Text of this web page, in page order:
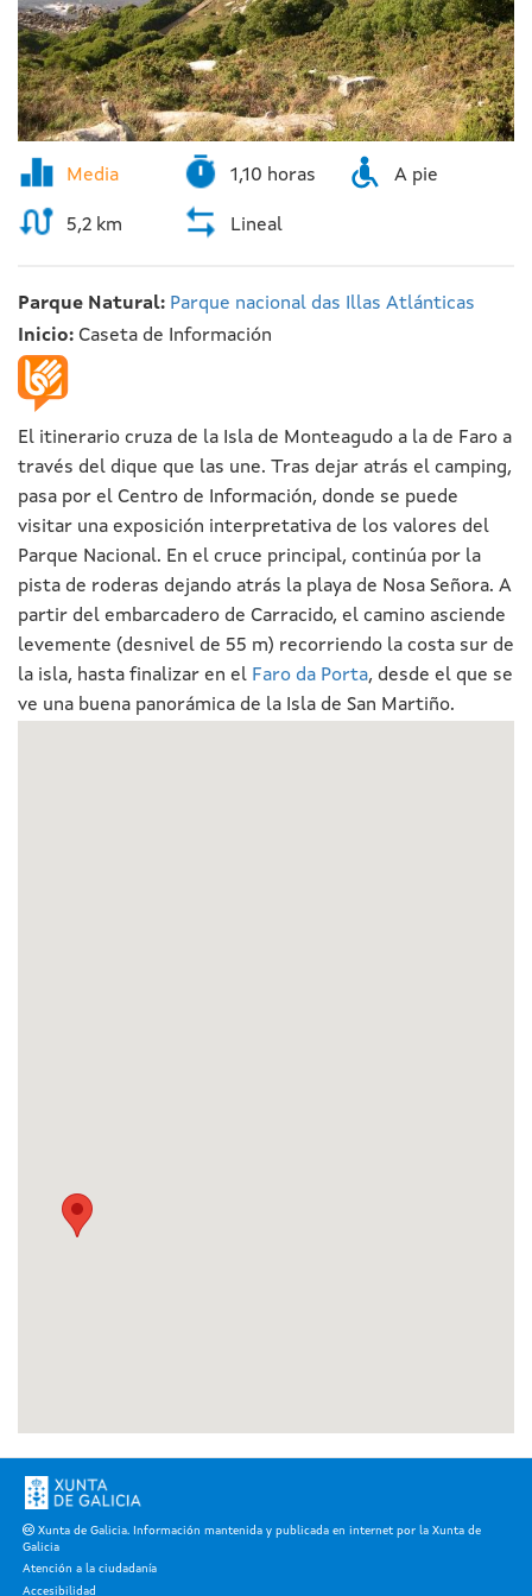
Media 1,10 horas A pie
5,2 km Lineal
Parque Natural: Parque nacional das Illas Atlánticas
Inicio: Caseta de Información
El itinerario cruza de la Isla de Monteagudo a la de Faro a
través del dique que las une. Tras dejar atrás el camping,
pasa por el Centro de Información, donde se puede
visitar una exposición interpretativa de los valores del
Parque Nacional. En el cruce principal, continúa por la
pista de roderas dejando atrás la playa de Nosa Señora. A
partir del embarcadero de Carracido, el camino asciende
levemente (desnivel de 55 m) recorriendo la costa sur de
la isla, hasta finalizar en el Faro da Porta, desde el que se
ve una buena panorámica de la Isla de San Martiño.
Xunta de Galicia. Información mantenida y publicada en internet por la Xunta de
Galicia
Atención a la ciudadanía
Accesibilidad